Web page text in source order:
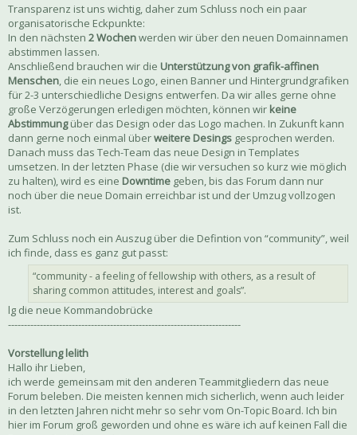
Transparenz ist uns wichtig, daher zum Schluss noch ein paar
organisatorische Eckpunkte:
In den nächsten 2 Wochenwerden wir über den neuen Domainnamen
abstimmen lassen.
Anschließend brauchen wir die Unterstützung von grafik-affinen
Menschen , die ein neues Logo, einen Banner und Hintergrundgrafiken
für 2-3 unterschiedliche Designs entwerfen. Da wir alles gerne ohne
große Verzögerungen erledigen möchten, können wir keine
Abstimmungüber das Design oder das Logo machen. In Zukunft kann
dann gerne noch einmal überweitere Desings gesprochen werden.
Danach muss das Tech-Team das neue Design in Templates
umsetzen. In der letzten Phase (die wir versuchen so kurz wie möglich
zu halten), wird es eine Downtime geben, bis das Forum dann nur
noch über die neue Domain erreichbar ist und der Umzug vollzogen
ist.
Zum Schluss noch ein Auszug über die Defintion von “community”, weil
ich finde, dass es ganz gut passt:
“community - a feeling of fellowship with others, as a result of
sharing common attitudes, interest and goals”.
lg die neue Kommandobrücke
-------------------------------------------------------------------------
Vorstellung lelith
Hallo ihr Lieben,
ich werde gemeinsam mit den anderen Teammitgliedern das neue
Forum beleben. Die meisten kennen mich sicherlich, wenn auch leider
in den letzten Jahren nicht mehr so sehr vom On-Topic Board. Ich bin
hier im Forum groß geworden und ohne es wäre ich auf keinen Fall die